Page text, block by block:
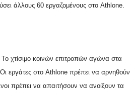
άλλους 60 εργαζομένους στο Athlone
χτίσιμο κοινών επιτροπών αγώνα στα
εργάτες στο Athlone πρέπει να αρνηθούν
πρέπει να απαιτήσουν να ανοίξουν τα